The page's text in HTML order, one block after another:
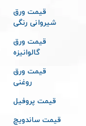
قیمت ورق
شیروانی رنگی
قیمت ورق
گالوانیزه
قیمت ورق
روغنی
قیمت پروفیل
قیمت ساندویچ